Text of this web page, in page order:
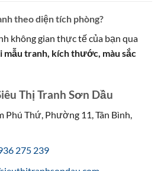
theo diện tích phòng?
không gian thực tế của bạn qua
mẫu tranh, kích thước, màu sắc
Thị Tranh Sơn Dầu
Phú Thứ, Phường 11, Tân Bình,
275 239